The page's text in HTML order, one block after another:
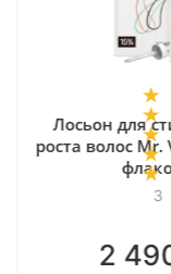
8
Мезороллер
иглы + кейс
390